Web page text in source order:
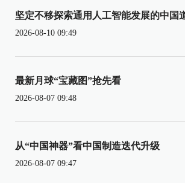
坚定不移探索通用人工智能发展的中国
2026-08-10 09:49
最新月球“宝藏图”抢先看
2026-08-07 09:48
从“中国神器”看中国制造迭代升级
2026-08-07 09:47